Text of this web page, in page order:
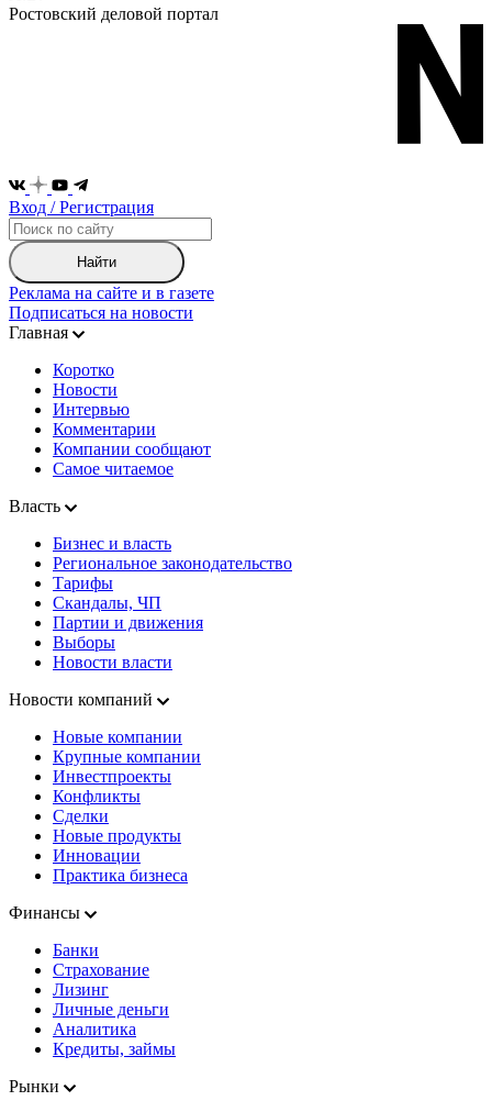
Ростовский деловой портал
Вход / Регистрация
Найти
Реклама на сайте и в газете
Подписаться на новости
Главная
Коротко
Новости
Интервью
Комментарии
Компании сообщают
Самое читаемое
Власть
Бизнес и власть
Региональное законодательство
Тарифы
Скандалы, ЧП
Партии и движения
Выборы
Новости власти
Новости компаний
Новые компании
Крупные компании
Инвестпроекты
Конфликты
Сделки
Новые продукты
Инновации
Практика бизнеса
Финансы
Банки
Страхование
Лизинг
Личные деньги
Аналитика
Кредиты, займы
Рынки